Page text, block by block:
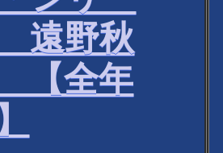
遠野秋
【全年